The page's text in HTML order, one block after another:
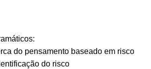
do pensamento baseado em risco
do risco